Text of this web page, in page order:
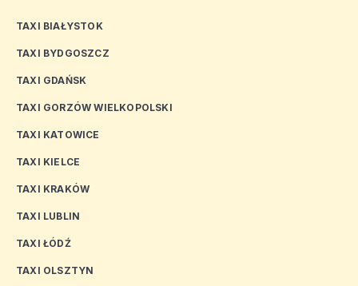
TAXI BIAŁYSTOK
TAXI BYDGOSZCZ
TAXI GDAŃSK
TAXI GORZÓW WIELKOPOLSKI
TAXI KATOWICE
TAXI KIELCE
TAXI KRAKÓW
TAXI LUBLIN
TAXI ŁÓDŹ
TAXI OLSZTYN